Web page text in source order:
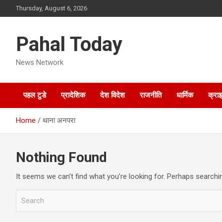
to
Thursday, August 6, 2026
Pahal Today
News Network
पहल टुडे प्रादेशिक देश विदेश राजनीति धार्मिक
Home थाना अनपरा
Nothing Found
It seems we can’t find what you’re looking for. Perhaps